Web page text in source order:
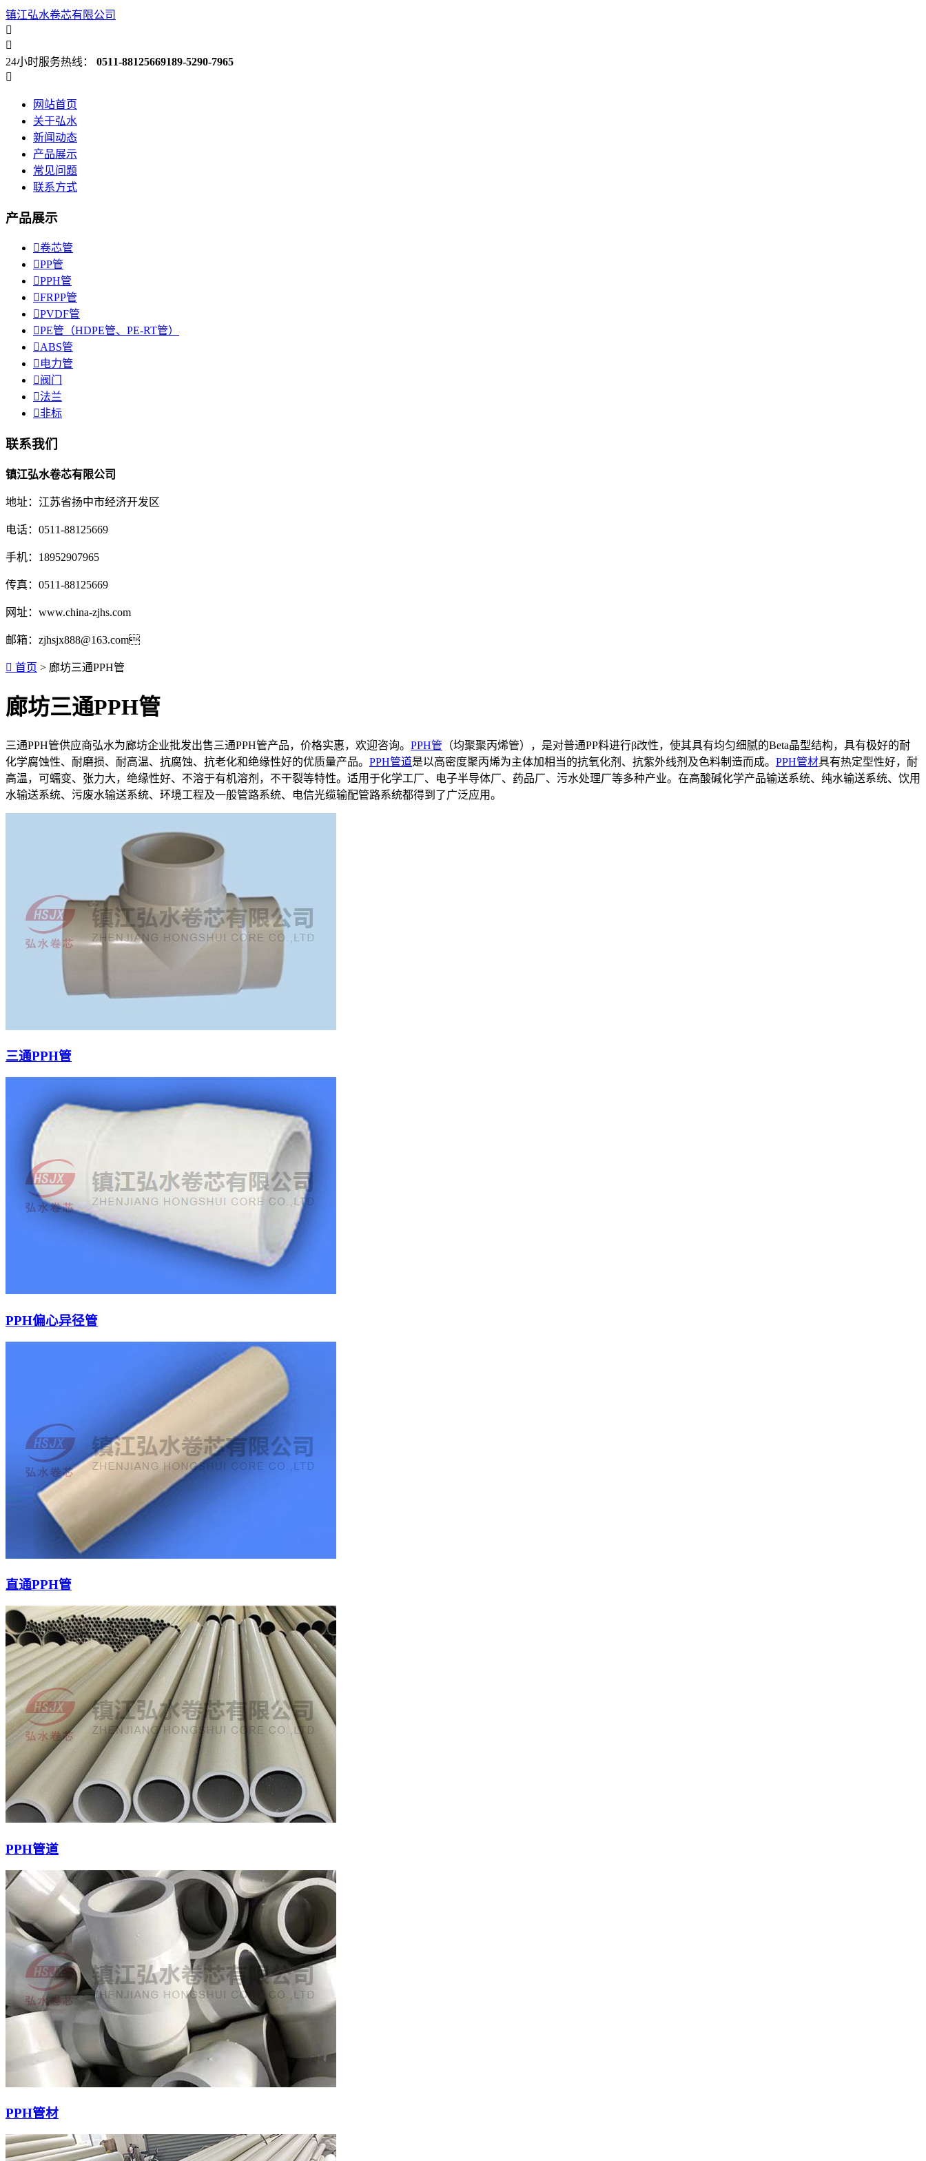
镇江弘水卷芯有限公司


24小时服务热线：
0511-88125669189-5290-7965

网站首页
关于弘水
新闻动态
产品展示
常见问题
联系方式
产品展示
卷芯管
PP管
PPH管
FRPP管
PVDF管
PE管（HDPE管、PE-RT管）
ABS管
 电力管
阀门
法兰
非标
联系我们
镇江弘水卷芯有限公司
地址：江苏省扬中市经济开发区
电话：0511-88125669
手机：18952907965
传真：0511-88125669
网址：www.china-zjhs.com
邮箱：zjhsjx888@163.com
 首页 > 廊坊三通PPH管
廊坊三通PPH管
三通PPH管供应商弘水为廊坊企业批发出售三通PPH管产品，价格实惠，欢迎咨询。 PPH管 （均聚聚丙烯管），是对普通PP料进行β改性，使其具有均匀细腻的Beta晶型结构，具有极好的耐
化学腐蚀性、耐磨损、耐高温、抗腐蚀、抗老化和绝缘性好的优质量产品。 PPH管道是以高密度聚丙烯为主体加相当的抗氧化剂、抗紫外线剂及色料制造而成。 PPH管材具有热定型性好，耐
高温，可蠕变、张力大，绝缘性好、不溶于有机溶剂，不干裂等特性。适用于化学工厂、电子半导体厂、药品厂、污水处理厂等多种产业。在高酸碱化学产品输送系统、纯水输送系统、饮用
水输送系统、污废水输送系统、环境工程及一般管路系统、电信光缆输配管路系统都得到了广泛应用。
三通PPH管
PPH偏心异径管
直通PPH管
PPH管道
PPH管材